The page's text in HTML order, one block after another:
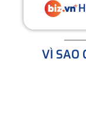
VÌ SAO